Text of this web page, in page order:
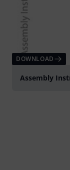
DOWNLOAD
Assembly